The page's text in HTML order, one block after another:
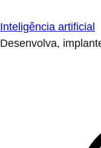
Inteligência artificial
Desenvolva,